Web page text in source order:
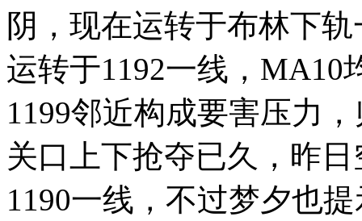
阴，现在运转于布林下
运转于1192一线，MA10
1199邻近构成要害压力
关口上下抢夺已久，昨
1190一线，不过梦夕也